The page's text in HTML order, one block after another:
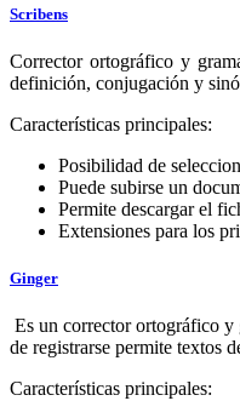
Scribens
Corrector ortográfico y
definición, conjugación y
Características principales:
Posibilidad de
Puede subirse un
Permite descargar el
Extensiones para los
Ginger
Es un corrector ortográfico y
de registrarse permite textos
Características principales: